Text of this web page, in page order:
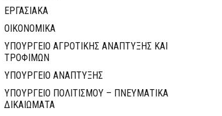
ΕΡΓΑΣΙΑΚΑ
ΟΙΚΟΝΟΜΙΚΑ
ΥΠΟΥΡΓΕΙΟ ΑΓΡΟΤΙΚΗΣ ΑΝΑΠΤΥΞΗΣ ΚΑΙ
ΤΡΟΦΙΜΩΝ
ΥΠΟΥΡΓΕΙΟ ΑΝΑΠΤΥΞΗΣ
ΥΠΟΥΡΓΕΙΟ ΠΟΛΙΤΙΣΜΟΥ – ΠΝΕΥΜΑΤΙΚΑ
ΔΙΚΑΙΩΜΑΤΑ